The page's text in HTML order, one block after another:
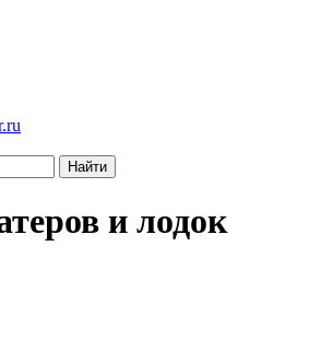
Найти
и лодок